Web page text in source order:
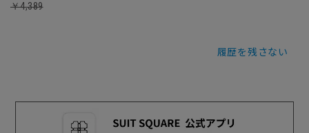
￥4,389
履歴を残さない